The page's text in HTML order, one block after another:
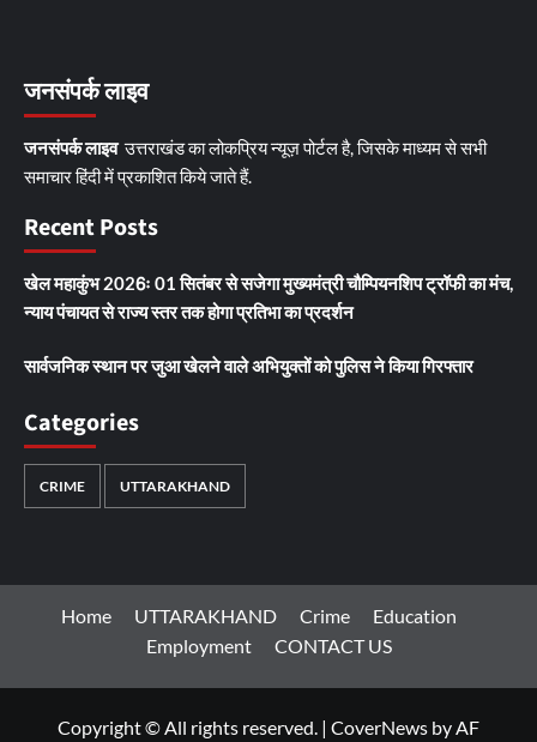
जनसंपर्क लाइव
जनसंपर्क लाइवउत्तराखंड का लोकप्रिय न्यूज़ पोर्टल है, जिसके माध्यम से सभी
समाचार हिंदी में प्रकाशित किये जाते हैं.
Recent Posts
खेल महाकुंभ 2026ः 01 सितंबर से सजेगा मुख्यमंत्री चौम्पियनशिप ट्रॉफी का मंच,
न्याय पंचायत से राज्य स्तर तक होगा प्रतिभा का प्रदर्शन
सार्वजनिक स्थान पर जुआ खेलने वाले अभियुक्तों को पुलिस ने किया गिरफ्तार
Categories
CRIME UTTARAKHAND
Home UTTARAKHAND Crime
Education
Employment
CONTACT US
Copyright © All rights reserved. | CoverNews by AF